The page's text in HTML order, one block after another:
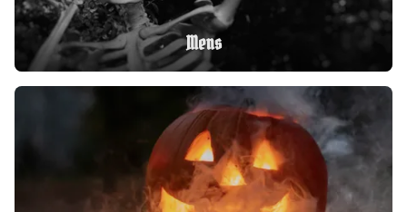
Status
Sicherheit
Nutzungsbedingungen
Datenschutzbestimmungen
DPA